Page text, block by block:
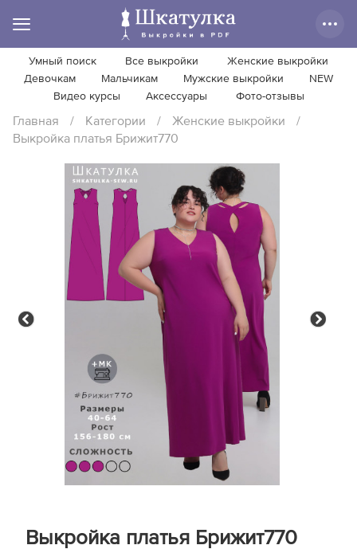
Умный поиск Все выкройки
Женские выкройки
Девочкам
Мальчикам Мужские выкройки
NEW
Видео курсы
Аксессуары Фото-отзывы
Главная / Категории / Женские выкройки
/
Выкройка платья Брижит770
Выкройка платья Брижит770